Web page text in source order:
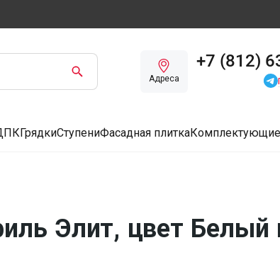
Адреса
+7 (812)
ГрядкиСтупениФасадная плиткаКомплектующие
Элит, цвет Белый